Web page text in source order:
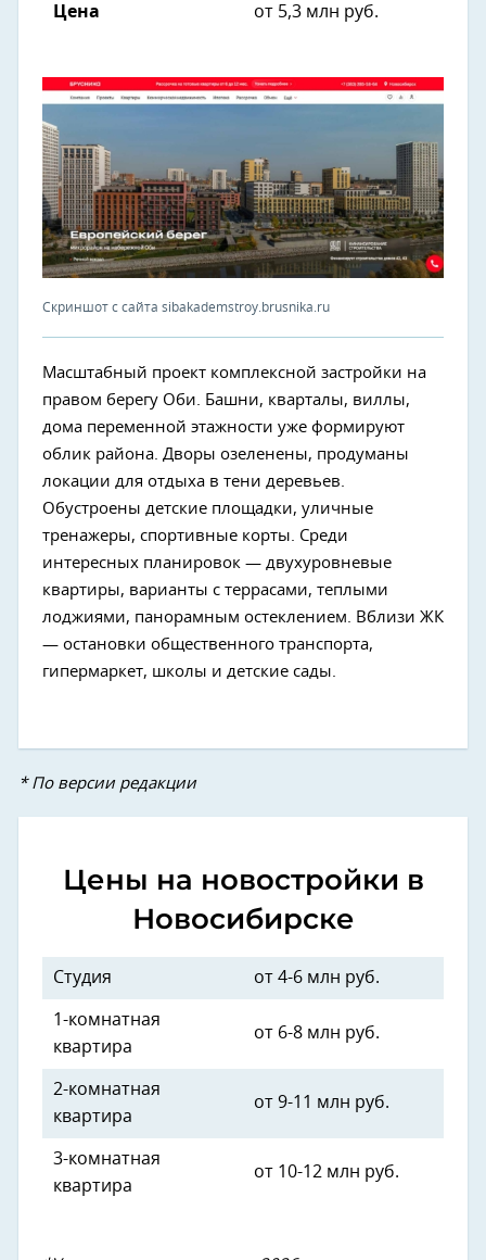
Цена от 5,3 млн руб.
Скриншот с сайта sibakademstroy.brusnika.ru
Масштабный проект комплексной застройки на
правом берегу Оби. Башни, кварталы, виллы,
дома переменной этажности уже формируют
облик района. Дворы озеленены, продуманы
локации для отдыха в тени деревьев.
Обустроены детские площадки, уличные
тренажеры, спортивные корты. Среди
интересных планировок — двухуровневые
квартиры, варианты с террасами, теплыми
лоджиями, панорамным остеклением. Вблизи ЖК
— остановки общественного транспорта,
гипермаркет, школы и детские сады.
* По версии редакции
Цены на новостройки в
Новосибирске
Студия от 4-6 млн руб.
1-комнатная
квартира
от 6-8 млн руб.
2-комнатная
квартира
от 9-11 млн руб.
3-комнатная
квартира
от 10-12 млн руб.